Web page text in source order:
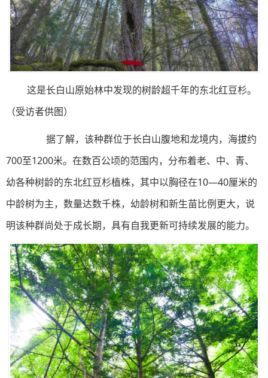
这是长白山原始林中发现的树龄超千年的东北红豆杉。
（受访者供图）
据了解，该种群位于长白山腹地和龙境内，海拔约
700至1200米。在数百公顷的范围内，分布着老、中、青、
幼各种树龄的东北红豆杉植株，其中以胸径在10—40厘米的
中龄树为主，数量达数千株，幼龄树和新生苗比例更大，说
明该种群尚处于成长期，具有自我更新可持续发展的能力。